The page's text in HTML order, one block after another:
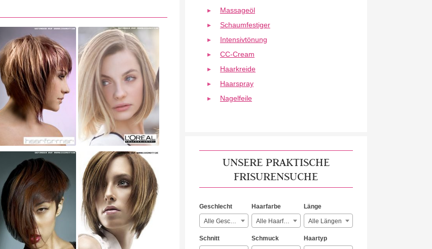
Massageöl
Schaumfestiger
Intensivtönung
CC-Cream
Haarkreide
Haarspray
Nagelfeile
UNSERE PRAKTISCHE
FRISURENSUCHE
Geschlecht
Alle Geschlechter
Haarfarbe
Alle Haarfarben
Länge
Alle Längen
Schnitt Schmuck Haartyp